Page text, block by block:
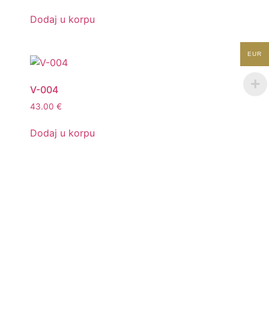
Dodaj u korpu
V-004
43.00 €
Dodaj u korpu
EUR